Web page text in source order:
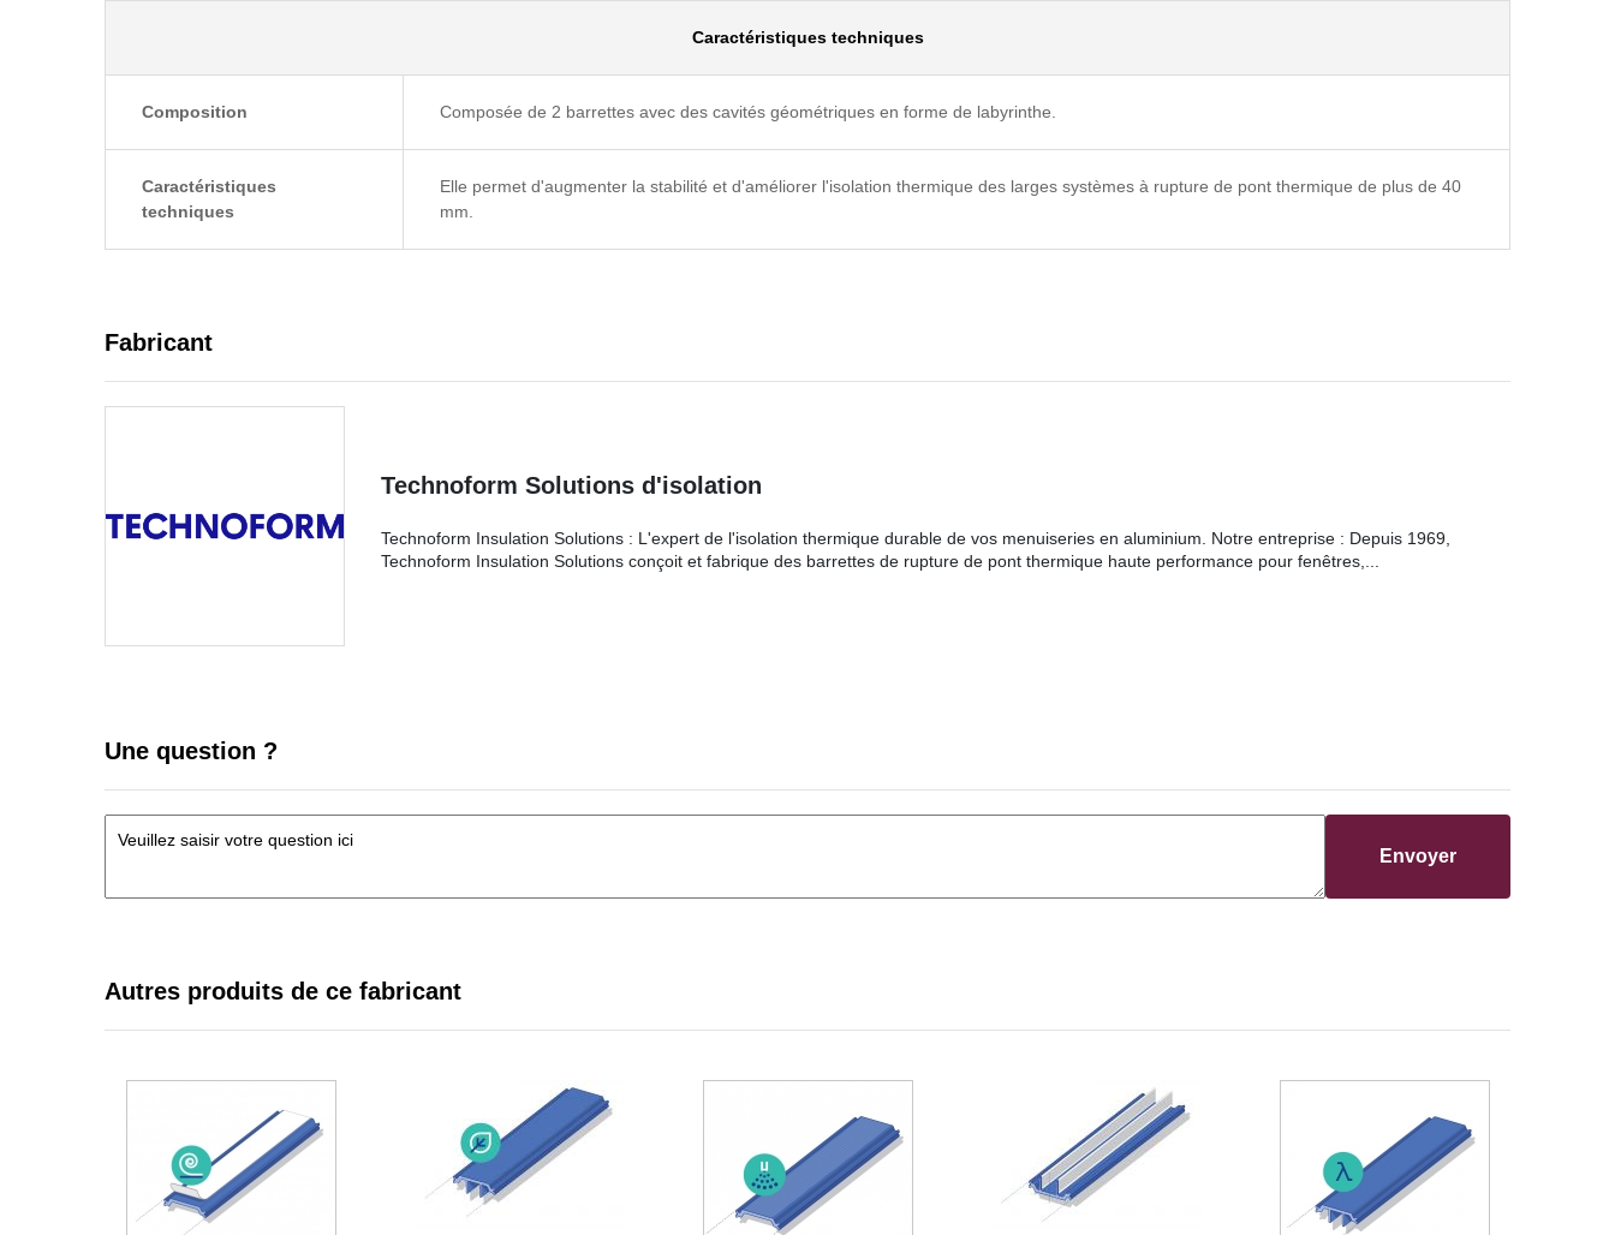
Caractéristiques techniques
Composition Composée de 2 barrettes avec des cavités géométriques en forme de labyrinthe.
Caractéristiques
techniques
Elle permet d'augmenter la stabilité et d'améliorer l'isolation thermique des larges systèmes à rupture de pont thermique de plus de 40
mm.
Fabricant
Technoform Solutions d'isolation
Technoform Insulation Solutions : L'expert de l'isolation thermique durable de vos menuiseries en aluminium. Notre entreprise : Depuis 1969,
Technoform Insulation Solutions conçoit et fabrique des barrettes de rupture de pont thermique haute performance pour fenêtres,...
Une question ?
Envoyer
Autres produits de ce fabricant